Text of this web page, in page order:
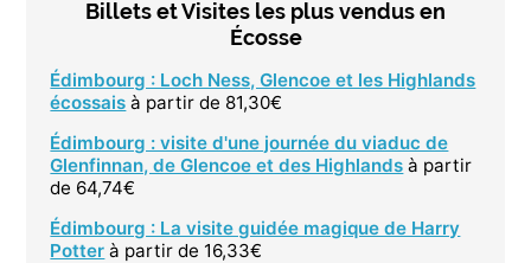
Billets et Visites les plus vendus en
Écosse
Édimbourg : Loch Ness, Glencoe et les Highlands
écossais à partir de 81,30€
Édimbourg : visite d'une journée du viaduc de
Glenfinnan, de Glencoe et des Highlands à partir
de 64,74€
Édimbourg : La visite guidée magique de Harry
Potter à partir de 16,33€